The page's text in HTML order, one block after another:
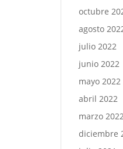
octubre
agosto
julio 2022
junio 2022
mayo 2022
abril 2022
marzo
diciembre